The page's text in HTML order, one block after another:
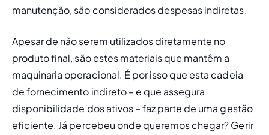
manutenção, são considerados despesas indiretas.
Apesar de não serem utilizados diretamente no
produto final, são estes materiais que mantêm a
maquinaria operacional. É por isso que esta cadeia
de fornecimento indireto – e que assegura
disponibilidade dos ativos – faz parte de uma gestão
eficiente. Já percebeu onde queremos chegar? Gerir